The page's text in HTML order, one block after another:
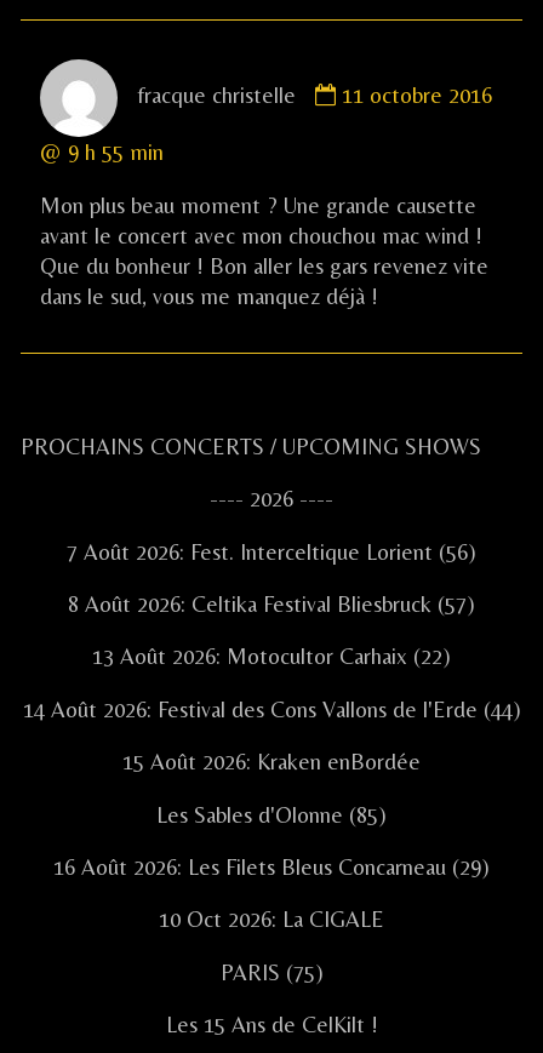
fracque christelle
by
published
on
11 octobre 2016
@ 9 h 55 min
Mon plus beau moment ? Une grande causette
avant le concert avec mon chouchou mac wind !
Que du bonheur ! Bon aller les gars revenez vite
dans le sud, vous me manquez déjà !
Primary
PROCHAINS CONCERTS / UPCOMING SHOWS
---- 2026 ----
7 Août 2026: Fest. Interceltique Lorient (56)
8 Août 2026: Celtika Festival Bliesbruck (57)
13 Août 2026: Motocultor Carhaix (22)
14 Août 2026: Festival des Cons Vallons de l'Erde (44)
15 Août 2026: Kraken enBordée
Les Sables d'Olonne (85)
16 Août 2026: Les Filets Bleus Concarneau (29)
10 Oct 2026: La CIGALE
PARIS (75)
Les 15 Ans de CelKilt !